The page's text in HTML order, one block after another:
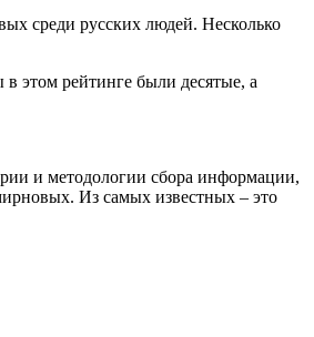
среди русских людей. Несколько
этом рейтинге были десятые, а
и методологии сбора информации,
Из самых известных – это